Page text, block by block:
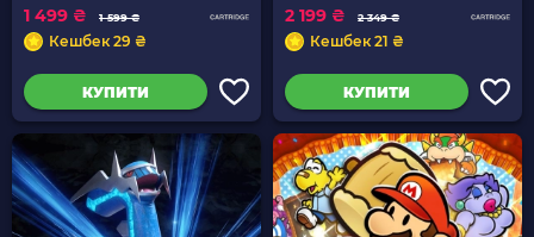
1 599 ₴
1 499 ₴
Кешбек 29 ₴
КУПИТИ
2 349 ₴
2 199 ₴
Кешбек 21 ₴
КУПИТИ